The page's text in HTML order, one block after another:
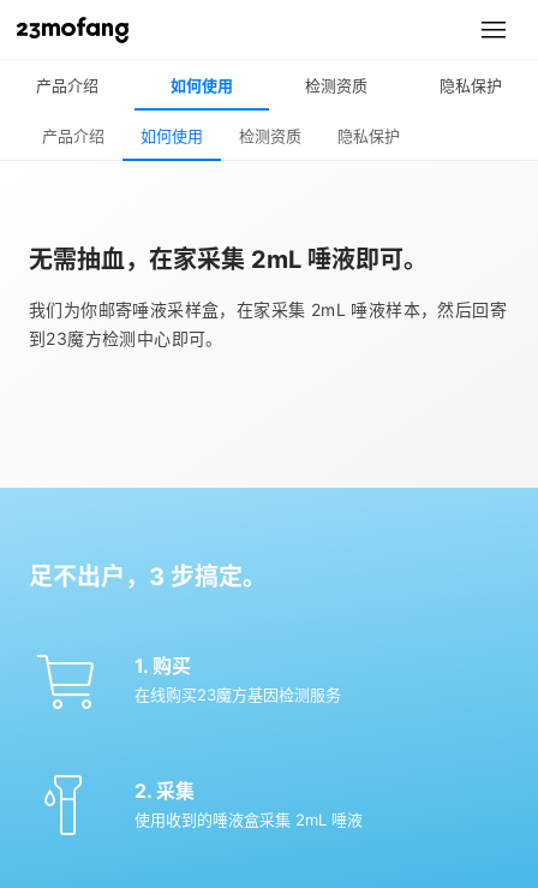
产品介绍 如何使用 检测资质 隐私保护
产品介绍 如何使用 检测资质 隐私保护
无需抽血，在家采集 2mL 唾液即可。
我们为你邮寄唾液采样盒，在家采集 2mL 唾液样本，然后回寄
到23魔方检测中心即可。
足不出户， 3 步搞定。
1. 购买
在线购买23魔方基因检测服务
2. 采集
使用收到的唾液盒采集 2mL 唾液